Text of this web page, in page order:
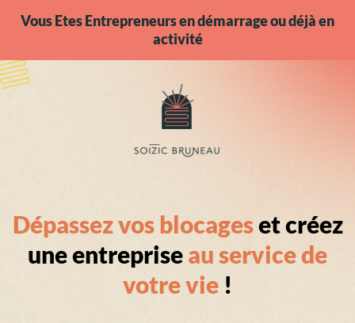
Vous Etes Entrepreneurs en démarrage ou déjà en
activité
Dépassez vos blocageset créez
une entrepriseau service de
votre vie !